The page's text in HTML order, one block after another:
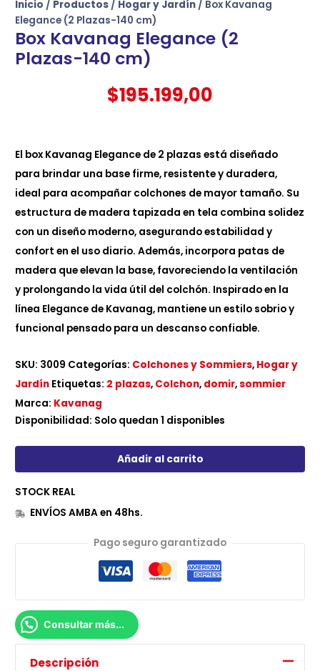
Inicio / Productos / Hogar y Jardín / Box Kavanag
Elegance (2 Plazas-140 cm)
Box Kavanag Elegance (2
Plazas-140 cm)
$195.199,00
El box Kavanag Elegance de 2 plazas está diseñado
para brindar una base firme, resistente y duradera,
ideal para acompañar colchones de mayor tamaño. Su
estructura de madera tapizada en tela combina solidez
con un diseño moderno, asegurando estabilidad y
confort en el uso diario. Además, incorpora patas de
madera que elevan la base, favoreciendo la ventilación
y prolongando la vida útil del colchón. Inspirado en la
línea Elegance de Kavanag, mantiene un estilo sobrio y
funcional pensado para un descanso confiable.
SKU: 3009 Categorías: Colchones y Sommiers, Hogar y
Jardín Etiquetas: 2 plazas, Colchon, domir,sommier
Marca: Kavanag
Disponibilidad: Solo quedan 1 disponibles
Añadir al carrito
STOCK REAL
ENVÍOS AMBA en 48hs.
Pago seguro garantizado
Consultar más...
Descripción